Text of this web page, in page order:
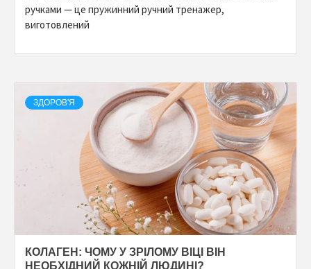
ручками — це пружинний ручний тренажер,
виготовлений
ЗДОРОВ'Я
КОЛАГЕН: ЧОМУ У ЗРІЛОМУ ВІЦІ ВІН
НЕОБХІДНИЙ КОЖНІЙ ЛЮДИНІ?